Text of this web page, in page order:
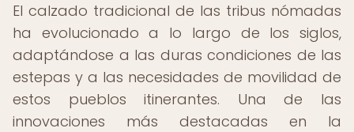
El calzado tradicional de las tribus nómadas
ha evolucionado a lo largo de los siglos,
adaptándose a las duras condiciones de las
estepas y a las necesidades de movilidad de
estos pueblos itinerantes. Una de las
innovaciones más destacadas en la